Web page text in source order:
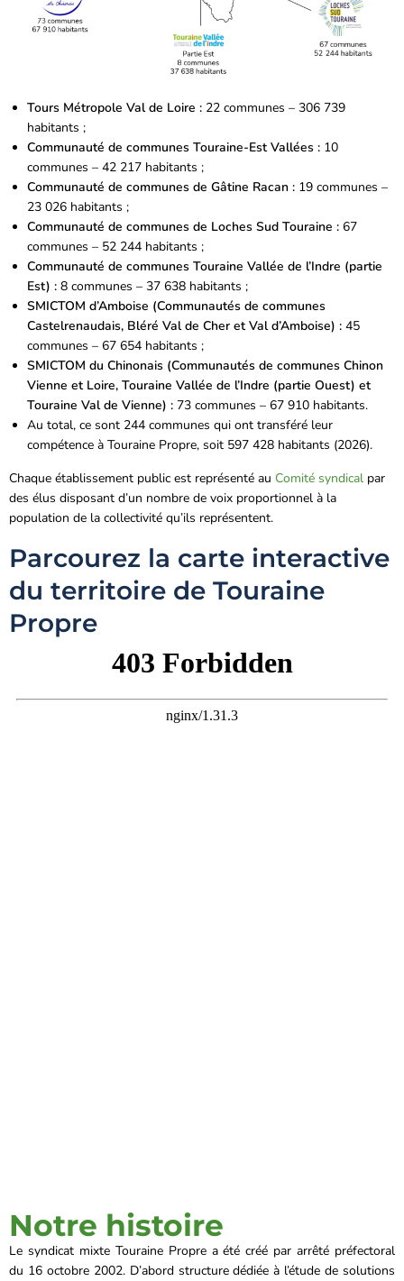
Tours Métropole Val de Loire : 22 communes – 306 739
habitants ;
Communauté de communes Touraine-Est Vallées : 10
communes – 42 217 habitants ;
Communauté de communes de Gâtine Racan : 19 communes –
23 026 habitants ;
Communauté de communes de Loches Sud Touraine : 67
communes – 52 244 habitants ;
Communauté de communes Touraine Vallée de l’Indre (partie
Est) : 8 communes – 37 638 habitants ;
SMICTOM d’Amboise (Communautés de communes
Castelrenaudais, Bléré Val de Cher et Val d’Amboise) : 45
communes – 67 654 habitants ;
SMICTOM du Chinonais (Communautés de communes Chinon
Vienne et Loire, Touraine Vallée de l’Indre (partie Ouest) et
Touraine Val de Vienne) : 73 communes – 67 910 habitants.
Au total, ce sont 244 communes qui ont transféré leur
compétence à Touraine Propre, soit 597 428 habitants (2026).
Chaque établissement public est représenté au Comité syndical par
des élus disposant d’un nombre de voix proportionnel à la
population de la collectivité qu’ils représentent.
Parcourez la carte interactive
du territoire de Touraine
Propre
Notre histoire
Le syndicat mixte Touraine Propre a été créé par arrêté préfectoral
du 16 octobre 2002. D’abord structure dédiée à l’étude de solutions